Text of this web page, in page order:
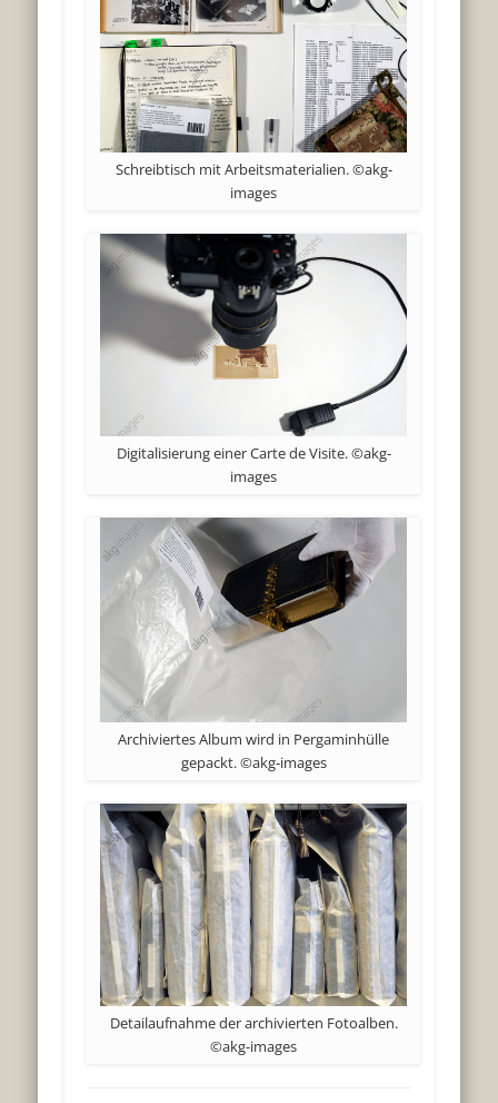
Schreibtisch mit Arbeitsmaterialien. ©akg-
images
Digitalisierung einer Carte de Visite. ©akg-
images
Archiviertes Album wird in Pergaminhülle
gepackt. ©akg-images
Detailaufnahme der archivierten Fotoalben.
©akg-images